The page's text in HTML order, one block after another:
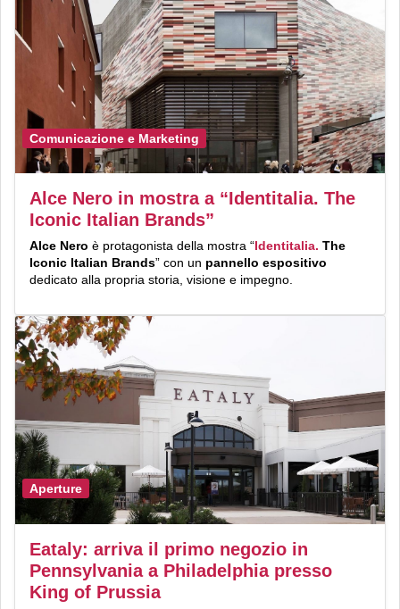
Comunicazione e Marketing
Alce Nero in mostra a “Identitalia. The
Iconic Italian Brands”
Alce Nero è protagonista della mostra “Identitalia. The
Iconic Italian Brands” con un pannello espositivo
dedicato alla propria storia, visione e impegno.
Aperture
Eataly: arriva il primo negozio in
Pennsylvania a Philadelphia presso
King of Prussia